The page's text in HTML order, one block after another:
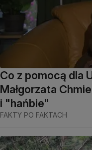
Co z pomocą dla
Małgorzata
i "hańbie"
FAKTY PO FAKTACH